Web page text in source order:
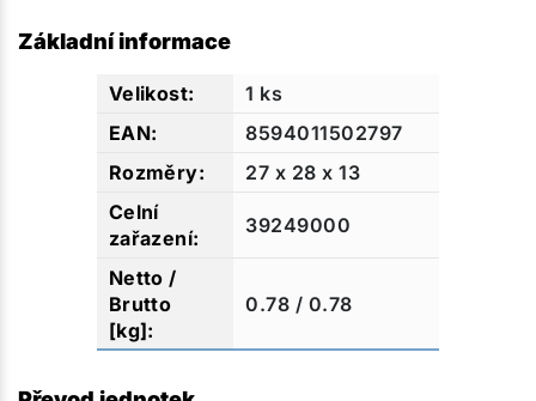
Základní informace
1 ks
8594011502797
27 x 28 x 13
39249000
0.78 / 0.78